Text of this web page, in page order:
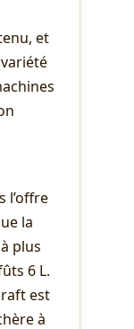
et
l’offre
la
plus
6 L.
est
à